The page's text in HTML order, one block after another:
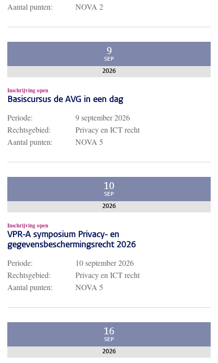
Aantal punten:
NOVA 2
9
SEP
2026
Inschrijving open
Basiscursus de AVG in een dag
Periode:
9 september 2026
Rechtsgebied:
Privacy en ICT recht
Aantal punten:
NOVA 5
10
SEP
2026
Inschrijving open
VPR-A symposium Privacy- en
gegevensbeschermingsrecht 2026
Periode:
10 september 2026
Rechtsgebied:
Privacy en ICT recht
Aantal punten:
NOVA 5
16
SEP
2026